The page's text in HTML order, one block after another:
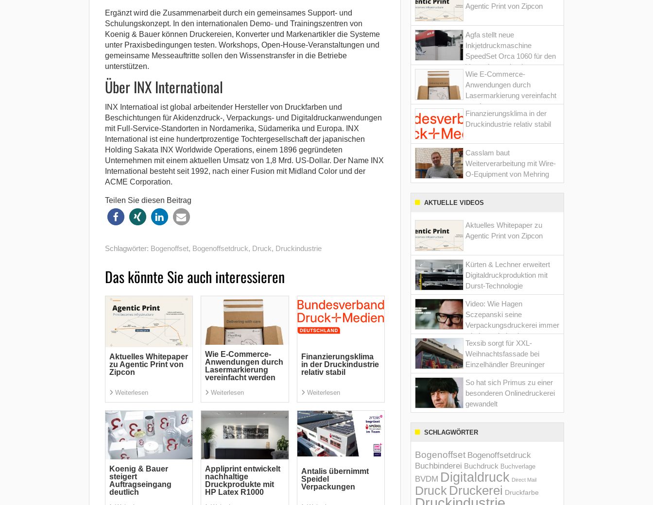
Ergänzt wird die Zusammenarbeit durch ein gemeinsames Support- und
Schulungskonzept. In den internationalen Demo- und Trainingszentren von
Koenig & Bauer können Druckereien, Konverter und Markenartikler die Systeme
unter Praxisbedingungen testen. Workshops, Open-House-Veranstaltungen und
gemeinsame Messeauftritte sollen den Wissenstransfer in die Betriebe
unterstützen.
Über INX International
INX Internatioal ist global arbeitender Hersteller von Druckfarben und
Beschichtungen für Akidenzdruck-, Verpackungs- und Digitaldruckanwendungen
mit Full-Service-Standorten in Nordamerika, Südamerika und Europa. INX
International ist eine hundertprozentige Tochtergesellschaft der japanischen
Holding Sakata INX Worldwide Operations, einem 1896 gegründeten
Unternehmen mit einem aktuellen Umsatz von 1,8 Mrd. US-Dollar. Der Name INX
International besteht seit 1992, nach einer Fusion mit Midland Color und der
ACME Corporation.
Teilen Sie diesen Beitrag
Schlagwörter: Bogenoffset, Bogenoffsetdruck, Druck, Druckindustrie
Das könnte Sie auch interessieren
Aktuelles Whitepaper
zu Agentic Print von
Zipcon
Weiterlesen
Wie E-Commerce-
Anwendungen durch
Lasermarkierung
vereinfacht werden
Weiterlesen
Finanzierungsklima
in der Druckindustrie
relativ stabil
Weiterlesen
Koenig & Bauer
steigert
Auftragseingang
deutlich
Appliprint entwickelt
nachhaltige
Druckprodukte mit
HP Latex R1000
Antalis übernimmt
Speidel
Verpackungen
Agentic Print von Zipcon
Agfa stellt neue
Inkjetdruckmaschine
SpeedSet Orca 1060 für den
Verpackungsdruck vor
Wie E-Commerce-
Anwendungen durch
Lasermarkierung vereinfacht
werden
Finanzierungsklima in der
Druckindustrie relativ stabil
Casslam baut
Weiterverarbeitung mit Wire-
O-Equipment von Mehring
aus
AKTUELLE VIDEOS
Aktuelles Whitepaper zu
Agentic Print von Zipcon
Kürten & Lechner erweitert
Digitaldruckproduktion mit
Durst-Technologie
Video: Wie Hagen
Sczepanski seine
Verpackungsdruckerei immer
wieder optimiert hat
Texsib sorgt für XXL-
Weihnachtsfassade bei
Einzelhändler Breuninger
So hat sich Primus zu einer
besonderen Onlinedruckerei
gewandelt
SCHLAGWÖRTER
Bogenoffset Bogenoffsetdruck
Buchbinderei Buchdruck Buchverlage
BVDM Digitaldruck Direct Mail
Druck Druckerei Druckfarbe